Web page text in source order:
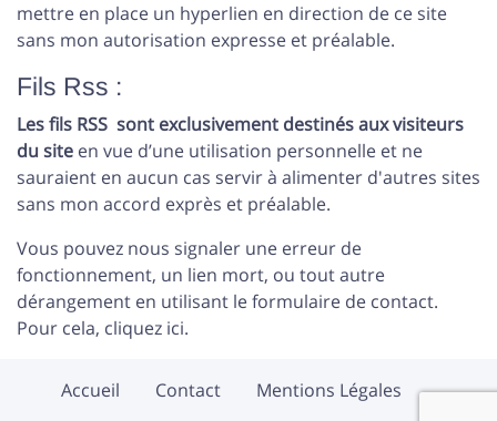
mettre en place un hyperlien en direction de ce site
sans mon autorisation expresse et préalable.
Fils Rss :
Les fils RSS sont exclusivement destinés aux visiteurs
du site en vue d’une utilisation personnelle et ne
sauraient en aucun cas servir à alimenter d'autres sites
sans mon accord exprès et préalable.
Vous pouvez nous signaler une erreur de
fonctionnement, un lien mort, ou tout autre
dérangement en utilisant le formulaire de contact.
Pour cela, cliquez ici.
Accueil Contact Mentions Légales